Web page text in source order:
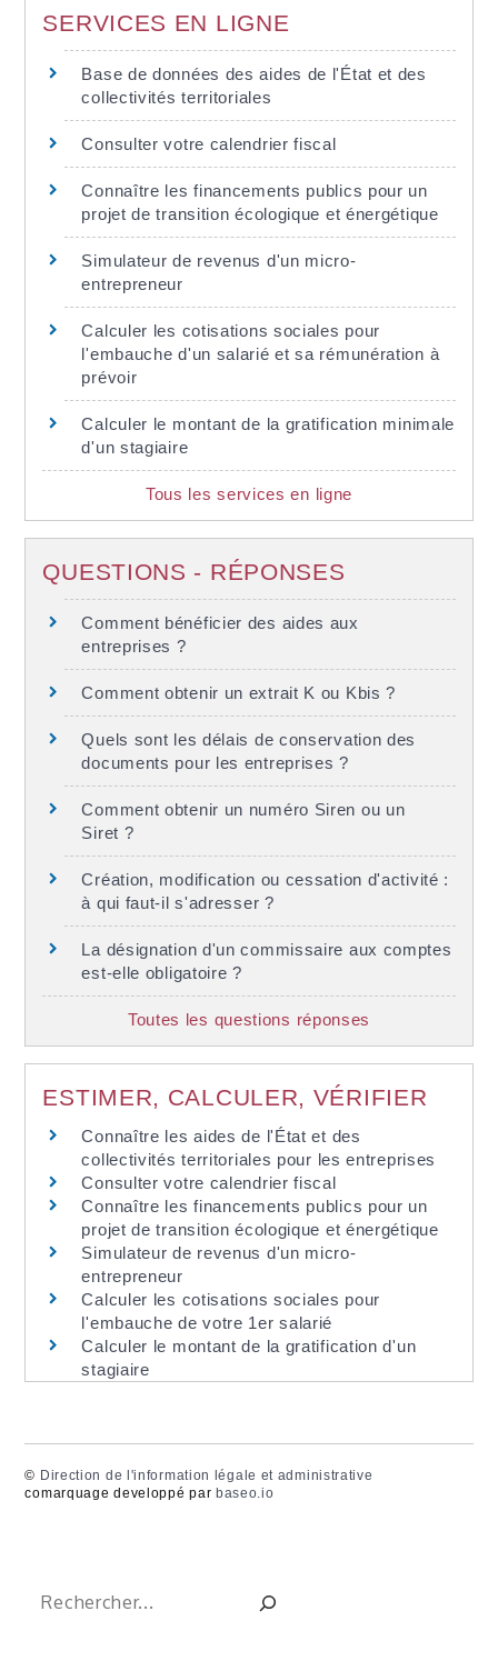
SERVICES EN LIGNE
Base de données des aides de l'État et des
collectivités territoriales
Consulter votre calendrier fiscal
Connaître les financements publics pour un
projet de transition écologique et énergétique
Simulateur de revenus d'un micro-
entrepreneur
Calculer les cotisations sociales pour
l'embauche d'un salarié et sa rémunération à
prévoir
Calculer le montant de la gratification minimale
d'un stagiaire
Tous les services en ligne
QUESTIONS - RÉPONSES
Comment bénéficier des aides aux
entreprises ?
Comment obtenir un extrait K ou Kbis ?
Quels sont les délais de conservation des
documents pour les entreprises ?
Comment obtenir un numéro Siren ou un
Siret ?
Création, modification ou cessation d'activité :
à qui faut-il s'adresser ?
La désignation d'un commissaire aux comptes
est-elle obligatoire ?
Toutes les questions réponses
ESTIMER, CALCULER, VÉRIFIER
Connaître les aides de l'État et des
collectivités territoriales pour les entreprises
Consulter votre calendrier fiscal
Connaître les financements publics pour un
projet de transition écologique et énergétique
Simulateur de revenus d'un micro-
entrepreneur
Calculer les cotisations sociales pour
l'embauche de votre 1er salarié
Calculer le montant de la gratification d'un
stagiaire
© Direction de l'information légale et administrative
comarquage developpé par baseo.io
Rechercher